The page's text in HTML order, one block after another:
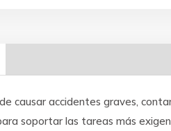
causar accidentes graves,
soportar las tareas más